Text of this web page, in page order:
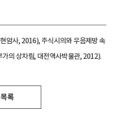
암사, 2016), 주식시의와 우음제방 속
의 상차림, 대전역사박물관, 2012).
목록